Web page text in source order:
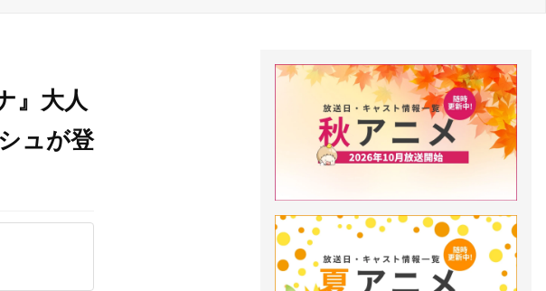
』大人
ュが登